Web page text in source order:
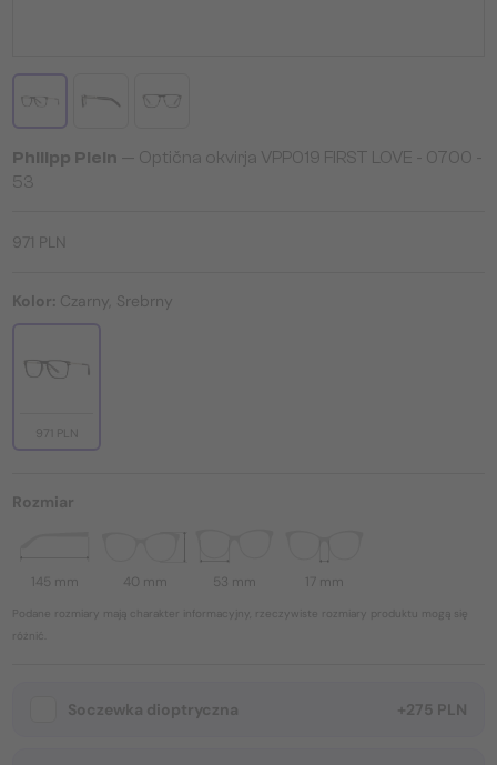
Philipp Plein — Optična okvirja VPP019 FIRST LOVE - 0700 -
53
971 PLN
Kolor: Czarny, Srebrny
971 PLN
Rozmiar
145 mm 40 mm 53 mm 17 mm
Podane rozmiary mają charakter informacyjny, rzeczywiste rozmiary produktu mogą się
różnić.
Soczewka dioptryczna +275 PLN